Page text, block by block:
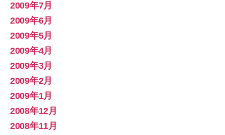
2009年7月
2009年6月
2009年5月
2009年4月
2009年3月
2009年2月
2009年1月
2008年12月
2008年11月